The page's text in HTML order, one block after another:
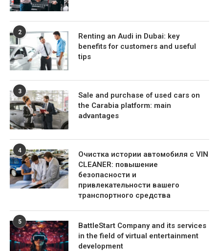
2
Renting an Audi in Dubai: key
benefits for customers and useful
tips
3
Sale and purchase of used cars on
the Carabia platform: main
advantages
4
Очистка истории автомобиля с VIN
CLEANER: повышение
безопасности и
привлекательности вашего
транспортного средства
5
BattleStart Company and its services
in the field of virtual entertainment
development